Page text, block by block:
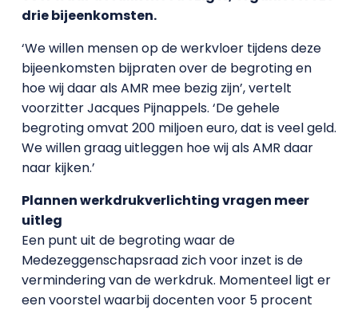
drie bijeenkomsten.
‘We willen mensen op de werkvloer tijdens deze
bijeenkomsten bijpraten over de begroting en
hoe wij daar als AMR mee bezig zijn’, vertelt
voorzitter Jacques Pijnappels. ‘De gehele
begroting omvat 200 miljoen euro, dat is veel geld.
We willen graag uitleggen hoe wij als AMR daar
naar kijken.’
Plannen werkdrukverlichting vragen meer
uitleg
Een punt uit de begroting waar de
Medezeggenschapsraad zich voor inzet is de
vermindering van de werkdruk. Momenteel ligt er
een voorstel waarbij docenten voor 5 procent